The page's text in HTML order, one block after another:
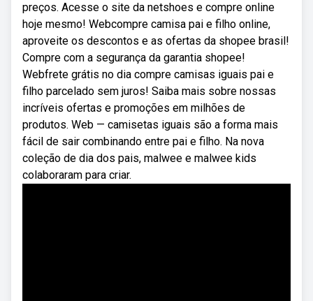
preços. Acesse o site da netshoes e compre online
hoje mesmo! Webcompre camisa pai e filho online,
aproveite os descontos e as ofertas da shopee brasil!
Compre com a segurança da garantia shopee!
Webfrete grátis no dia compre camisas iguais pai e
filho parcelado sem juros! Saiba mais sobre nossas
incríveis ofertas e promoções em milhões de
produtos. Web — camisetas iguais são a forma mais
fácil de sair combinando entre pai e filho. Na nova
coleção de dia dos pais, malwee e malwee kids
colaboraram para criar.